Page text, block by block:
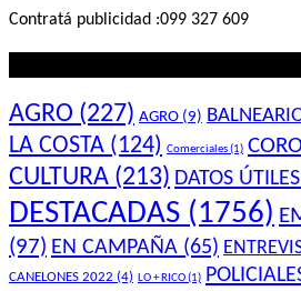
Contratá publicidad :099 327 609
AGRO (227) AGRO (9)
LA COSTA (124) Comerciales(1)
CULTURA (213) DATOS ÚTILES
DESTACADAS (1756)
(97) EN CAMPAÑA (65)
CANELONES 2022 (4) LO + RICO(1)